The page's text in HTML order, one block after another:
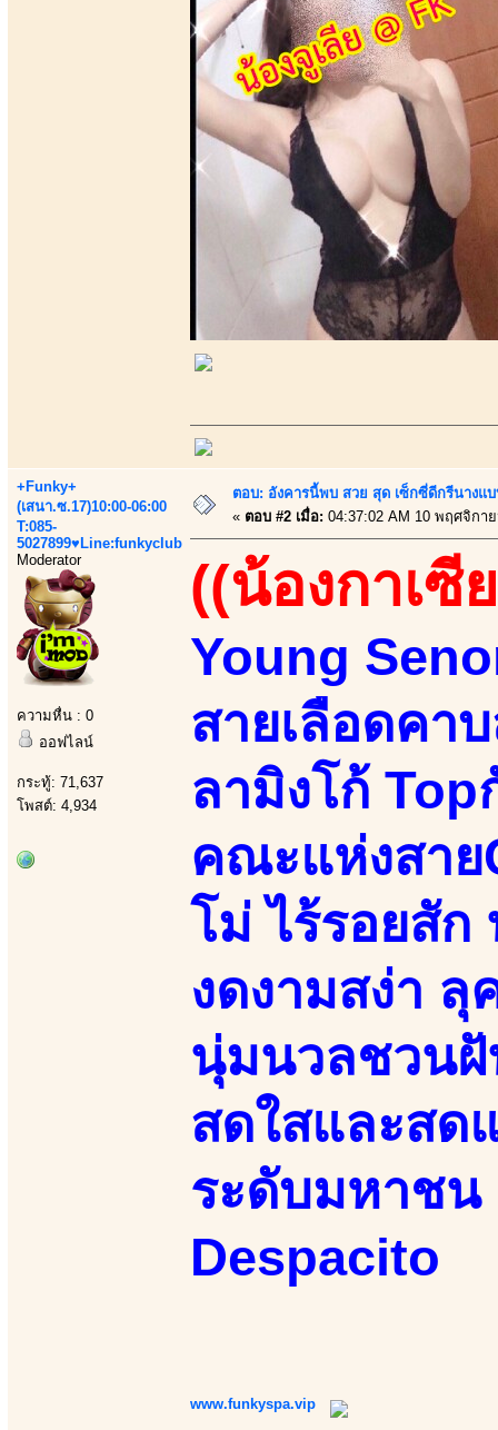
+Funky+
(เสนา.ซ.17)10:00-06:00
T:085-
5027899♥Line:funkyclub
Moderator
ความหื่น : 0
ออฟไลน์
กระทู้: 71,637
โพสต์: 4,934
ตอบ: อังคารนี้พบ สวย สุด เซ็กซี่ดีกรีนางแ
« ตอบ #2 เมื่อ: 04:37:02 AM 10 พฤศจิกา
((น้องกาเซี
Young
สายเลือดคา
ลามิงโก้
คณะแห่งสาย
โม่ ไร้รอยสัก
งดงามสง่า
นุ่มนวลชวนฝั
สดใสและสด
ระดับมหาชน
Despacito
www.funkyspa.vip